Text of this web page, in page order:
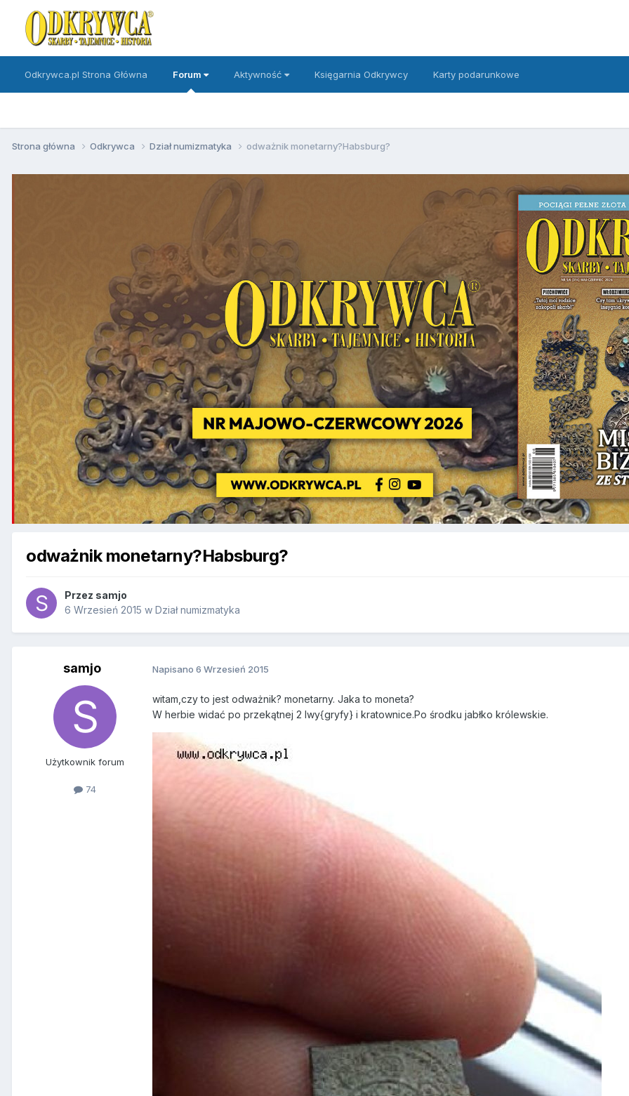
Odkrywca.pl Strona Główna Forum Aktywność Księgarnia Odkrywcy Karty podarunkowe
Strona główna Odkrywca Dział numizmatyka odważnik monetarny?Habsburg?
odważnik monetarny?Habsburg?
Przez samjo
6 Wrzesień 2015 w Dział numizmatyka
samjo
Użytkownik forum
74
Napisano 6 Wrzesień 2015
witam,czy to jest odważnik? monetarny. Jaka to moneta?
W herbie widać po przekątnej 2 lwy{gryfy} i kratownice.Po środku jabłko królewskie.